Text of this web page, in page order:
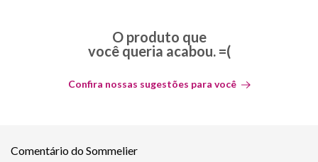
O produto que
você queria acabou. =(
Confira nossas sugestões para você
Comentário do Sommelier